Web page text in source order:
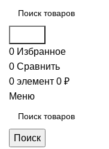
0 Избранное
0 Сравнить
0 элемент 0 ₽
Меню
Поиск